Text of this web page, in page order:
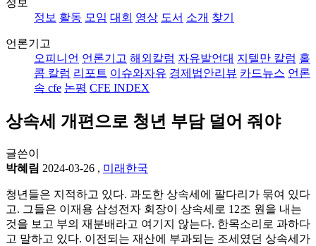
정보
정보 활동 모임 대회 영상 도서 소개 찾기
언론기고
오피니언 언론기고 해외칼럼 자유발언대 지텔만 칼럼 홀
콤 칼럼 리포트 이슈와자유 경제법안리뷰 카드뉴스 언론
속 cfe 논평 CFE INDEX
상속세 개편으로 청년 부담 덜어 줘야
글쓴이
박혜림 2024-03-26 , 미래한국
청년들은 지적하고 있다. 과도한 상속세에 팔다리가 묶여 있다
고. 그들은 이재용 삼성전자 회장이 상속세로 12조 원을 내는
것을 보고 부의 재분배라고 여기지 않는다. 한목소리로 과하다
고 말하고 있다. 이전되는 재산에 부과되는 조세였던 상속세가